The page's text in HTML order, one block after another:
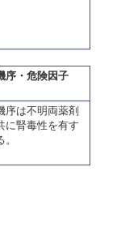
序・危険因子
序は不明両薬剤
に腎毒性を有す
。